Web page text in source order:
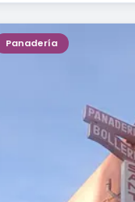
Panadería